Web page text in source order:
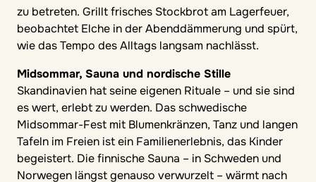
zu betreten. Grillt frisches Stockbrot am Lagerfeuer,
beobachtet Elche in der Abenddämmerung und spürt,
wie das Tempo des Alltags langsam nachlässt.
Midsommar, Sauna und nordische Stille
Skandinavien hat seine eigenen Rituale – und sie sind
es wert, erlebt zu werden. Das schwedische
Midsommar-Fest mit Blumenkränzen, Tanz und langen
Tafeln im Freien ist ein Familienerlebnis, das Kinder
begeistert. Die finnische Sauna – in Schweden und
Norwegen längst genauso verwurzelt – wärmt nach